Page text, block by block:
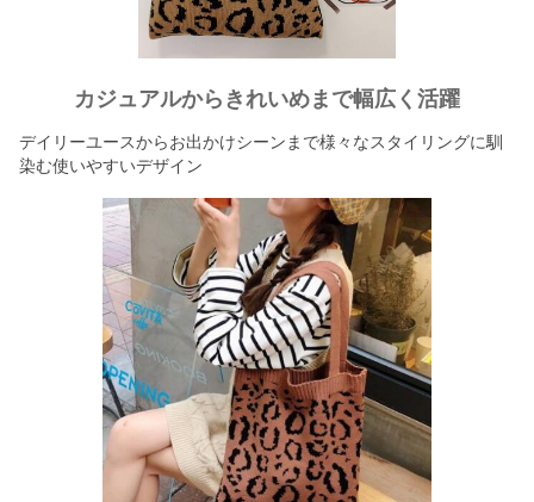
カジュアルからきれいめまで幅広く活躍
デイリーユースからお出かけシーンまで様々なスタイリングに馴
染む使いやすいデザイン